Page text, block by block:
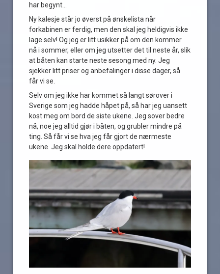
har begynt…
Ny kalesje står jo øverst på ønskelista når
forkabinen er ferdig, men den skal jeg heldigvis ikke
lage selv! Og jeg er litt usikker på om den kommer
nå i sommer, eller om jeg utsetter det til neste år, slik
at båten kan starte neste sesong med ny. Jeg
sjekker litt priser og anbefalinger i disse dager, så
får vi se.
Selv om jeg ikke har kommet så langt sørover i
Sverige som jeg hadde håpet på, så har jeg uansett
kost meg om bord de siste ukene. Jeg sover bedre
nå, noe jeg alltid gjør i båten, og grubler mindre på
ting. Så får vi se hva jeg får gjort de nærmeste
ukene. Jeg skal holde dere oppdatert!